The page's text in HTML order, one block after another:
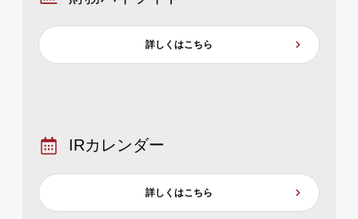
詳しくはこちら
IRカレンダー
詳しくはこちら